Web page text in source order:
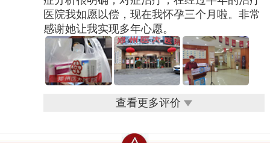
医院我如愿以偿，现在我怀孕三个月啦。非常
感谢她让我实现多年心愿。
查看更多评价